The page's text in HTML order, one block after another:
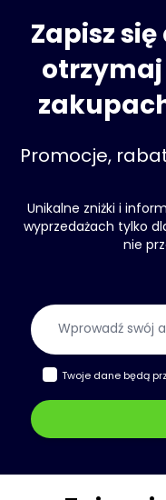
Zapisz
otrzymaj
Promocje,
Unikalne zniżki i
wyprzedażach tylko
nie
Twoje dane będą